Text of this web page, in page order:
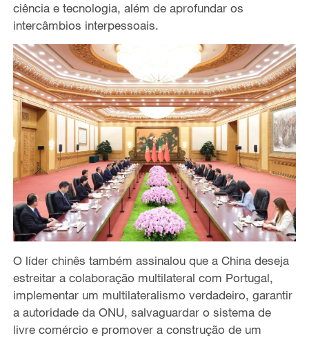
ciência e tecnologia, além de aprofundar os
intercâmbios interpessoais.
O líder chinês também assinalou que a China deseja
estreitar a colaboração multilateral com Portugal,
implementar um multilateralismo verdadeiro, garantir
a autoridade da ONU, salvaguardar o sistema de
livre comércio e promover a construção de um